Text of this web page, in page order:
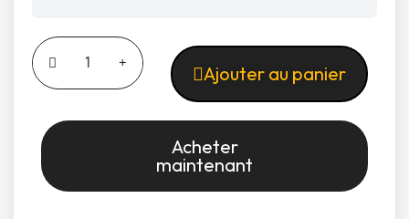
Ajouter au panier
Acheter
maintenant